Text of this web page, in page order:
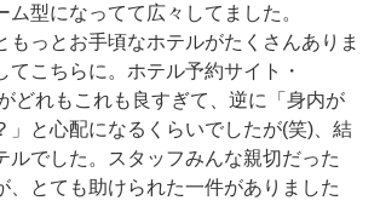
ム型になってて広々してました。
もっとお手頃なホテルがたくさんありま
てこちらに。ホテル予約サイト・
どれもこれも良すぎて、逆に「身内が
」と心配になるくらいでしたが(笑)、結
ルでした。スタッフみんな親切だった
、とても助けられた一件がありました